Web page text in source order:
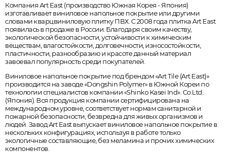
Компания Art East (производство Южная Корея - Япония)
изготавливает виниловое напольное покрытие или другими
словами кварцвиниловую плитку ПВХ. С 2008 года плитка Art East
появилась в продаже в России. Благодаря своим качеству,
экологической безопасности, устойчивости к химическим
веществам, влагостойкости, долговечности, износостойкости,
пластичности, разнообразию и красоте данный материал
завоевал популярность среди покупателей.
Виниловое напольное покрытие под брендом «Art Tile (Art East)»
производится на заводе «Dongshin Polymer» в Южной Кореи по
технологии специалистов компании «Shinko Kasei Ind». Co.Ltd.
(Япония). Вся продукция компании сертифицирована на
международном уровне, соответствует нормам санитарной и
пожарной безопасности, безвредна для живых организмов и
людей. Завод Art East выпускает виниловое напольное покрытие в
нескольких конфигурациях, используя в работе только
экологичные составляющие, без меламина и прочих химических
компонентов.